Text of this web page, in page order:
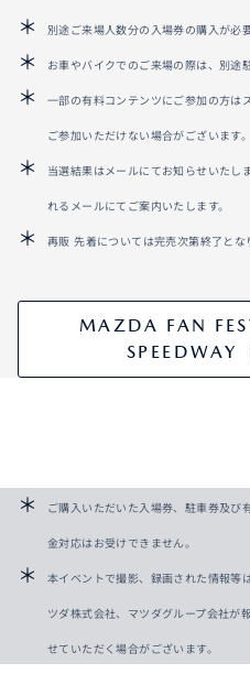
別途ご来場人数分の入場券の購入が必要
お車やバイクでのご来場の際は、別途
一部の有料コンテンツにご参加の方は
ご参加いただけない場合がございます。
当選結果はメールにてお知らせいたし
れるメールにてご案内いたします。
再販 先着については完売次第終了とな
MAZDA FAN
SPEEDWAY
ご購入いただいた入場券、駐車券及び
金対応はお受けできません。
本イベントで撮影、録画された情報等
ツダ株式会社、マツダグループ会社が
せていただく場合がございます。